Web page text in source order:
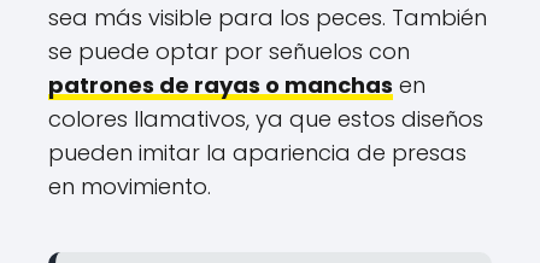
sea más visible para los peces. También
se puede optar por señuelos con
patrones de rayas o manchas en
colores llamativos, ya que estos diseños
pueden imitar la apariencia de presas
en movimiento.